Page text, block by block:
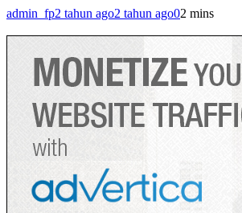
admin_fp2 tahun ago2 tahun ago02 mins